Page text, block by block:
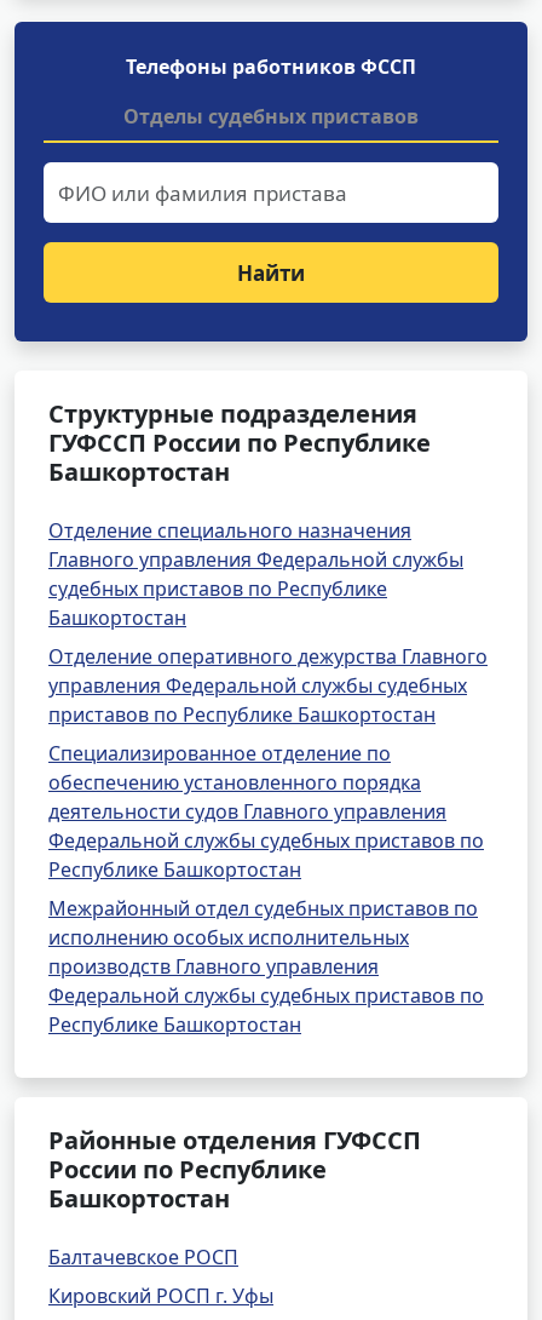
Телефоны работников ФССП
Отделы судебных приставов
Найти
Структурные подразделения
ГУФССП России по Республике
Башкортостан
Отделение специального назначения
Главного управления Федеральной службы
судебных приставов по Республике
Башкортостан
Отделение оперативного дежурства Главного
управления Федеральной службы судебных
приставов по Республике Башкортостан
Специализированное отделение по
обеспечению установленного порядка
деятельности судов Главного управления
Федеральной службы судебных приставов по
Республике Башкортостан
Межрайонный отдел судебных приставов по
исполнению особых исполнительных
производств Главного управления
Федеральной службы судебных приставов по
Республике Башкортостан
Районные отделения ГУФССП
России по Республике
Башкортостан
Балтачевское РОСП
Кировский РОСП г. Уфы